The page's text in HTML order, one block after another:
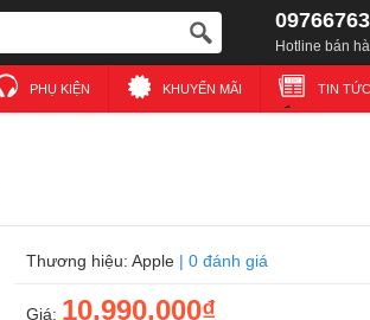
Hotline bán
PHỤ KIỆN KHUYẾN MÃI TIN TỨC
Thương hiệu: Apple | 0 đánh giá
Giá: 10.990.000₫